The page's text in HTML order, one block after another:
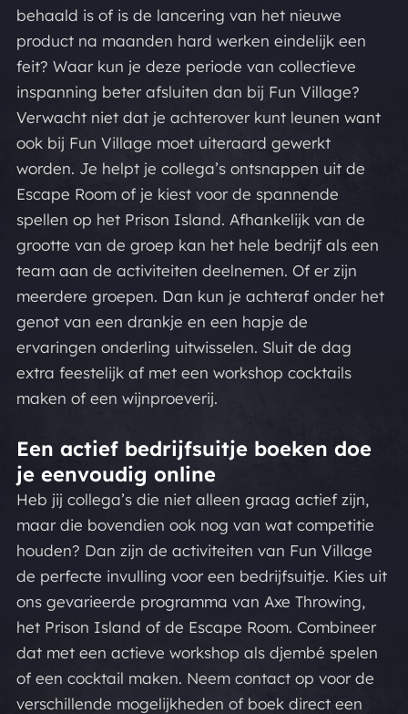
behaald is of is de lancering van het nieuwe
product na maanden hard werken eindelijk een
feit? Waar kun je deze periode van collectieve
inspanning beter afsluiten dan bij Fun Village?
Verwacht niet dat je achterover kunt leunen want
ook bij Fun Village moet uiteraard gewerkt
worden. Je helpt je collega’s ontsnappen uit de
Escape Room of je kiest voor de spannende
spellen op het Prison Island. Afhankelijk van de
grootte van de groep kan het hele bedrijf als een
team aan de activiteiten deelnemen. Of er zijn
meerdere groepen. Dan kun je achteraf onder het
genot van een drankje en een hapje de
ervaringen onderling uitwisselen. Sluit de dag
extra feestelijk af met een workshop cocktails
maken of een wijnproeverij.
Een actief bedrijfsuitje boeken doe
je eenvoudig online
Heb jij collega’s die niet alleen graag actief zijn,
maar die bovendien ook nog van wat competitie
houden? Dan zijn de activiteiten van Fun Village
de perfecte invulling voor een bedrijfsuitje. Kies uit
ons gevarieerde programma van Axe Throwing,
het Prison Island of de Escape Room. Combineer
dat met een actieve workshop als djembé spelen
of een cocktail maken. Neem contact op voor de
verschillende mogelijkheden of boek direct een